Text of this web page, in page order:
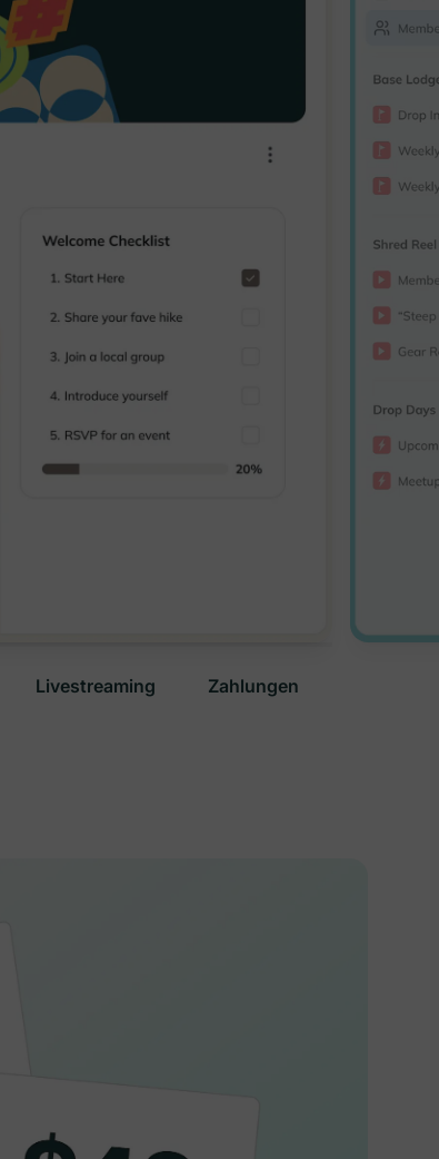
Livestreaming Zahlungen